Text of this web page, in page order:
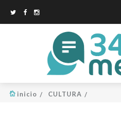
inicio CULTURA